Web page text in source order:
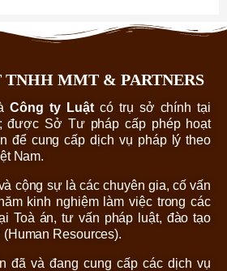
TNHH MMT & PARTNERS
Công ty Luậtcó trụ sở chính tại
được Sở Tư pháp cấp phép hoạt
để cung cấp dịch vụ pháp lý theo
Nam.
cộng sự là các chuyên gia, cố vấn
kinh nghiệm làm việc trong các
Toà án, tư vấn pháp luật, đào tạo
Resources).
đã và đang cung cấp các dịch vụ